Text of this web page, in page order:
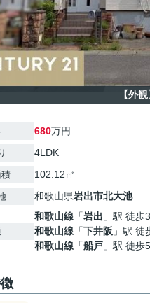
【外観
680万円
4LDK
102.12㎡
和歌山県岩出市北大池
和歌山線 「岩出 」駅 徒歩
和歌山線 「下井阪 」駅 徒
和歌山線 「船戸 」駅 徒歩